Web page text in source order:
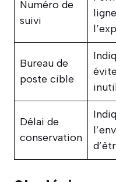
Numéro de
suivi
Bureau de
poste cible
Délai de
conservation